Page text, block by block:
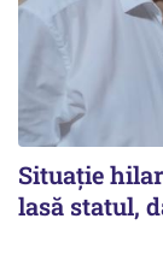
Situație
lasă statul,